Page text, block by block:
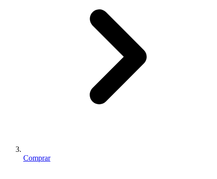
Comprar